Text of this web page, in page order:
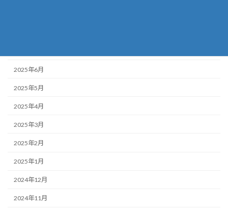
2025年6月
2025年5月
2025年4月
2025年3月
2025年2月
2025年1月
2024年12月
2024年11月